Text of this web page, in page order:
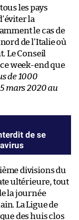
les pays
la
le cas de
de l’Italie où
Le Conseil
week-end que
de 1000
mars 2020 au
de se
divisions du
ultérieure, tout
la journée
La Ligue de
des huis clos